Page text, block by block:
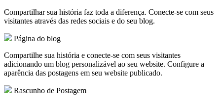
Compartilhar sua história faz toda a diferença. Conecte-se com seus
visitantes através das redes sociais e do seu blog.
Página do blog
Compartilhe sua história e conecte-se com seus visitantes
adicionando um blog personalizável ao seu website. Configure a
aparência das postagens em seu website publicado.
Rascunho de Postagem